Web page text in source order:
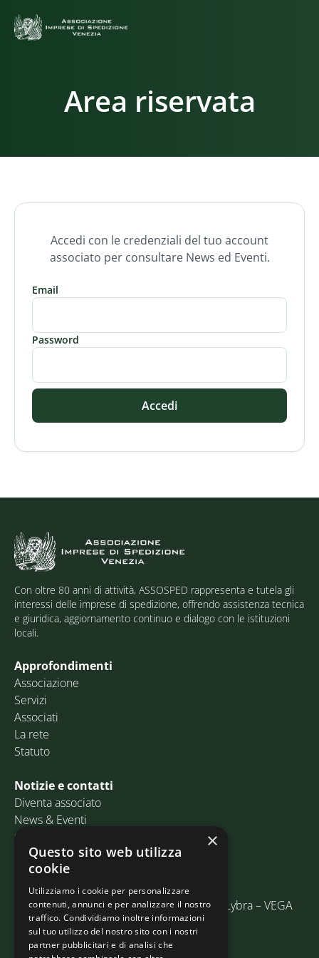
Area riservata
Accedi con le credenziali del tuo account
associato per consultare News ed Eventi.
Email
Password
Accedi
Con oltre 80 anni di attività, ASSOSPED rappresenta e tutela gli
interessi delle imprese di spedizione, offrendo assistenza tecnica
e giuridica, aggiornamento continuo e dialogo con le istituzioni
locali.
Approfondimenti
Associazione
Servizi
Associati
La rete
Statuto
Notizie e contatti
Diventa associato
News & Eventi
Contatti
Email:info@assosped.it
PEC: assospedvenezia@pec.fedespedi.it
Indirizzo: Via delle Industrie, 19/C Edificio Lybra – VEGA
30175 Marghera (VE)
×
Questo sito web utilizza
cookie
Utilizziamo i cookie per personalizzare
contenuti, annunci e per analizzare il nostro
traffico. Condividiamo inoltre informazioni
sul tuo utilizzo del nostro sito con i nostri
partner pubblicitari e di analisi che